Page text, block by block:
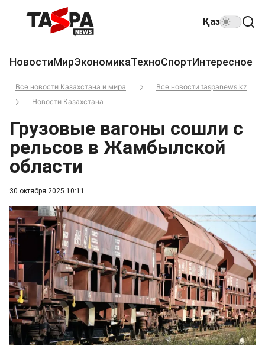
Қаз
НовостиМирЭкономикаТехноСпортИнтересное
Все новости Казахстана и мира
Все новости taspanews.kz
Новости Казахстана
30 октября 2025 10:11
Грузовые вагоны сошли с
рельсов в Жамбылской
области